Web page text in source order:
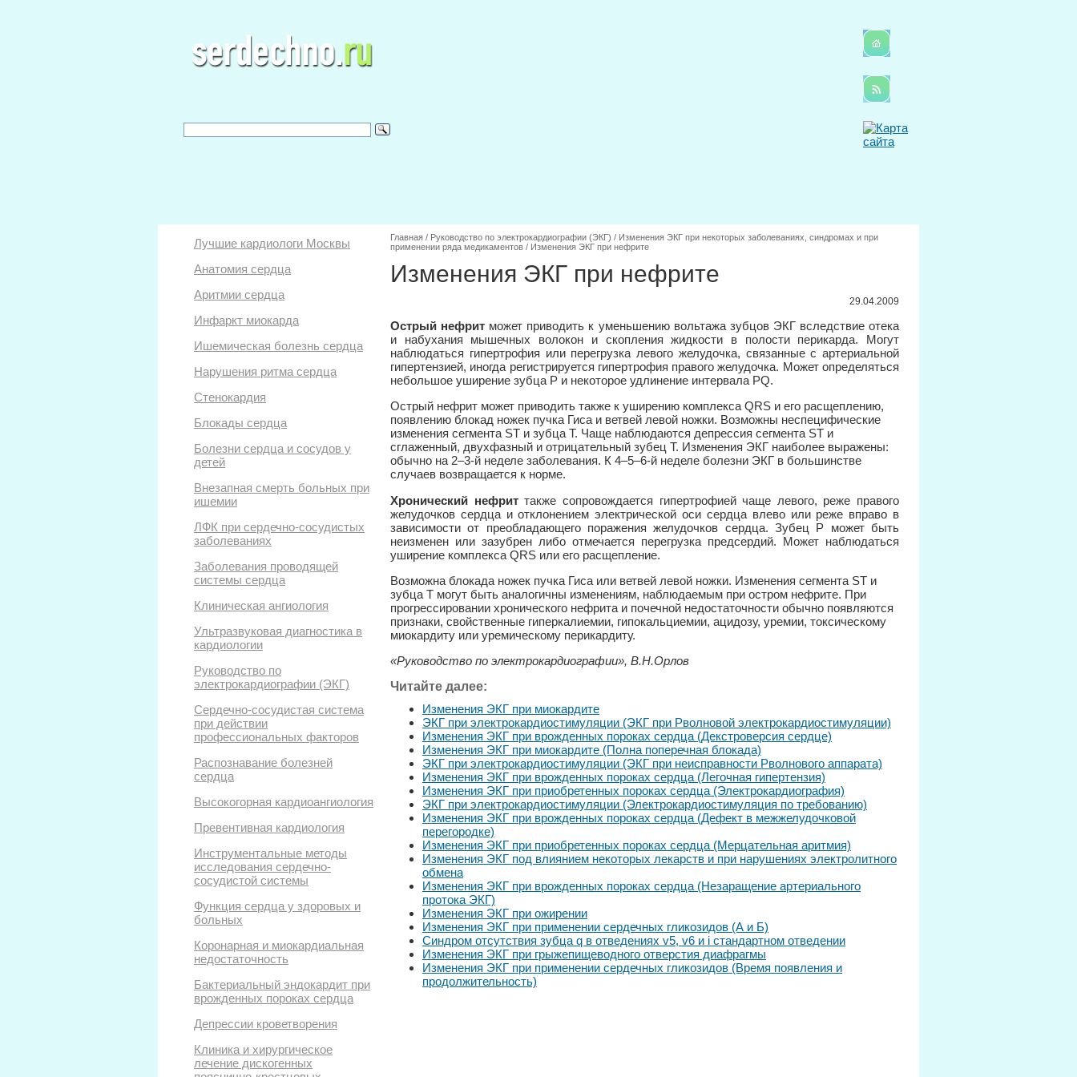
Лучшие кардиологи Москвы
Анатомия сердца
Аритмии сердца
Инфаркт миокарда
Ишемическая болезнь сердца
Нарушения ритма сердца
Стенокардия
Блокады сердца
Болезни сердца и сосудов у
детей
Внезапная смерть больных при
ишемии
ЛФК при сердечно-сосудистых
заболеваниях
Заболевания проводящей
системы сердца
Клиническая ангиология
Ультразвуковая диагностика в
кардиологии
Руководство по
электрокардиографии (ЭКГ)
Сердечно-сосудистая система
при действии
профессиональных факторов
Распознавание болезней
сердца
Высокогорная кардиоангиология
Превентивная кардиология
Инструментальные методы
исследования сердечно-
сосудистой системы
Функция сердца у здоровых и
больных
Коронарная и миокардиальная
недостаточность
Бактериальный эндокардит при
врожденных пороках сердца
Депрессии кроветворения
Клиника и хирургическое
лечение дискогенных
Главная / Руководство по электрокардиографии (ЭКГ) / Изменения ЭКГ при некоторых заболеваниях, синдромах и при
применении ряда медикаментов / Изменения ЭКГ при нефрите
Изменения ЭКГ при нефрите
29.04.2009
Острый нефрит может приводить к уменьшению вольтажа зубцов ЭКГ вследствие отека
и набухания мышечных волокон и скопления жидкости в полости перикарда. Могут
наблюдаться гипертрофия или перегрузка левого желудочка, связанные с артериальной
гипертензией, иногда регистрируется гипертрофия правого желудочка. Может определяться
небольшое уширение зубца Р и некоторое удлинение интервала PQ.
Острый нефрит может приводить также к уширению комплекса QRS и его расщеплению,
появлению блокад ножек пучка Гиса и ветвей левой ножки. Возможны неспецифические
изменения сегмента ST и зубца Т. Чаще наблюдаются депрессия сегмента ST и
сглаженный, двухфазный и отрицательный зубец Т. Изменения ЭКГ наиболее выражены:
обычно на 2–3-й неделе заболевания. К 4–5–6-й неделе болезни ЭКГ в большинстве
случаев возвращается к норме.
Хронический нефриттакже сопровождается гипертрофией чаще левого, реже правого
желудочков сердца и отклонением электрической оси сердца влево или реже вправо в
зависимости от преобладающего поражения желудочков сердца. Зубец Р может быть
неизменен или зазубрен либо отмечается перегрузка предсердий. Может наблюдаться
уширение комплекса QRS или его расщепление.
Возможна блокада ножек пучка Гиса или ветвей левой ножки. Изменения сегмента ST и
зубца Т могут быть аналогичны изменениям, наблюдаемым при остром нефрите. При
прогрессировании хронического нефрита и почечной недостаточности обычно появляются
признаки, свойственные гиперкалиемии, гипокальциемии, ацидозу, уремии, токсическому
миокардиту или уремическому перикардиту.
«Руководство по электрокардиографии», В.Н.Орлов
Читайте далее:
Изменения ЭКГ при миокардите
ЭКГ при электрокардиостимуляции (ЭКГ при Рволновой электрокардиостимуляции)
Изменения ЭКГ при врожденных пороках сердца (Декстроверсия сердце)
Изменения ЭКГ при миокардите (Полна поперечная блокада)
ЭКГ при электрокардиостимуляции (ЭКГ при неисправности Рволнового аппарата)
Изменения ЭКГ при врожденных пороках сердца (Легочная гипертензия)
Изменения ЭКГ при приобретенных пороках сердца (Электрокардиография)
ЭКГ при электрокардиостимуляции (Электрокардиостимуляция по требованию)
Изменения ЭКГ при врожденных пороках сердца (Дефект в межжелудочковой
перегородке)
Изменения ЭКГ при приобретенных пороках сердца (Мерцательная аритмия)
Изменения ЭКГ под влиянием некоторых лекарств и при нарушениях электролитного
обмена
Изменения ЭКГ при врожденных пороках сердца (Незаращение артериального
протока ЭКГ)
Изменения ЭКГ при ожирении
Изменения ЭКГ при применении сердечных гликозидов (А и Б)
Синдром отсутствия зубца q в отведениях v5, v6 и i стандартном отведении
Изменения ЭКГ при грыжепищеводного отверстия диафрагмы
Изменения ЭКГ при применении сердечных гликозидов (Время появления и
продолжительность)